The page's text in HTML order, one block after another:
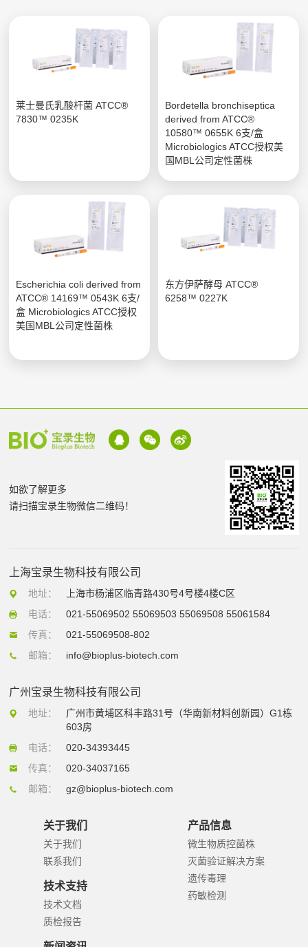
莱士曼氏乳酸杆菌 ATCC®
7830™ 0235K
Bordetella bronchiseptica
derived from ATCC®
10580™ 0655K 6支/盒
Microbiologics ATCC授权美
国MBL公司定性菌株
Escherichia coli derived from
ATCC® 14169™ 0543K 6支/
盒 Microbiologics ATCC授权
美国MBL公司定性菌株
东方伊萨酵母 ATCC®
6258™ 0227K
如欲了解更多
请扫描宝录生物微信二维码！
上海宝录生物科技有限公司
地址：
上海市杨浦区临青路430号4号楼4楼C区
电话：
021-55069502 55069503 55069508 55061584
传真：
021-55069508-802
邮箱：
info@bioplus-biotech.com
广州宝录生物科技有限公司
地址：
广州市黄埔区科丰路31号（华南新材料创新园）G1栋
603房
电话：
020-34393445
传真：
020-34037165
邮箱：
gz@bioplus-biotech.com
关于我们
关于我们
联系我们
技术支持
技术文档
质检报告
产品信息
微生物质控菌株
灭菌验证解决方案
遗传毒理
药敏检测